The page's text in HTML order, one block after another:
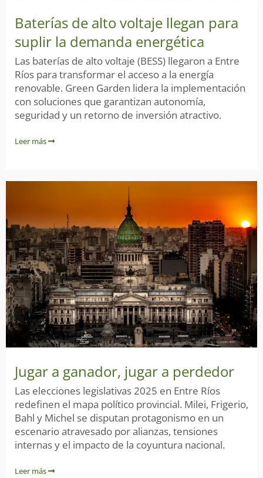
Baterías de alto voltaje llegan para
suplir la demanda energética
Las baterías de alto voltaje (BESS) llegaron a Entre
Ríos para transformar el acceso a la energía
renovable. Green Garden lidera la implementación
con soluciones que garantizan autonomía,
seguridad y un retorno de inversión atractivo.
Leer más
Jugar a ganador, jugar a perdedor
Las elecciones legislativas 2025 en Entre Ríos
redefinen el mapa político provincial. Milei, Frigerio,
Bahl y Michel se disputan protagonismo en un
escenario atravesado por alianzas, tensiones
internas y el impacto de la coyuntura nacional.
Leer más